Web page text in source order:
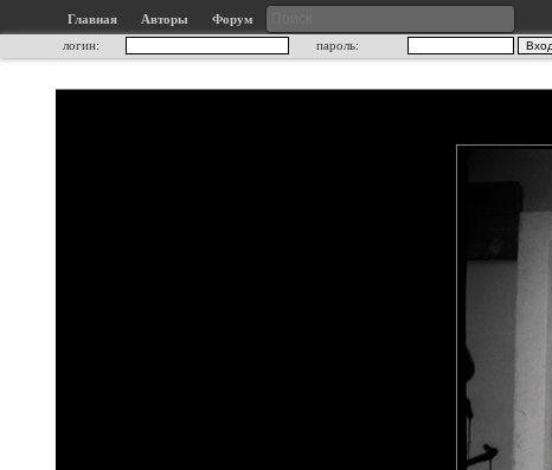
Главная Авторы
Форум
логин:
пароль: